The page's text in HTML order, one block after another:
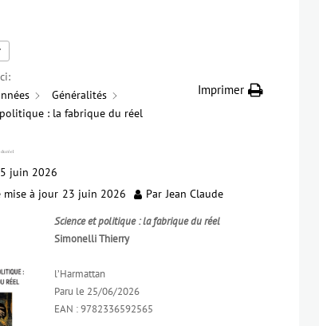
Généralités
: la fabrique du réel
Imprimer
du réel
juin 2026
mise à jour 23 juin 2026 Par Jean Claude
Science et politique : la fabrique du réel
Simonelli Thierry
l’Harmattan
Paru le 25/06/2026
EAN : 9782336592565